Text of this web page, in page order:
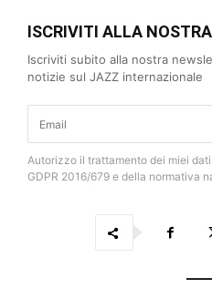
ISCRIVITI ALLA
Iscriviti subito alla nostra
notizie sul JAZZ internazionale
Autorizzo il trattamento dei miei
GDPR 2016/679 e della normativa